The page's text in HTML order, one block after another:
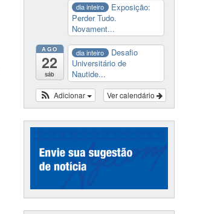
dia inteiro
Exposição:
Perder Tudo.
Novament...
AGO
22
sáb
dia inteiro
Desafio
Universitário de
Nautide...
Ver calendário
Adicionar